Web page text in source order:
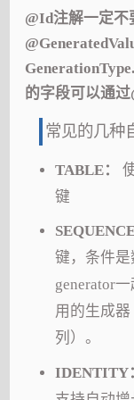
@Id注解一定
的字段可以通
常见的几种
TABLE：
键
SEQUENCE
键，条件
generator
用的生成
列）。
IDENTITY